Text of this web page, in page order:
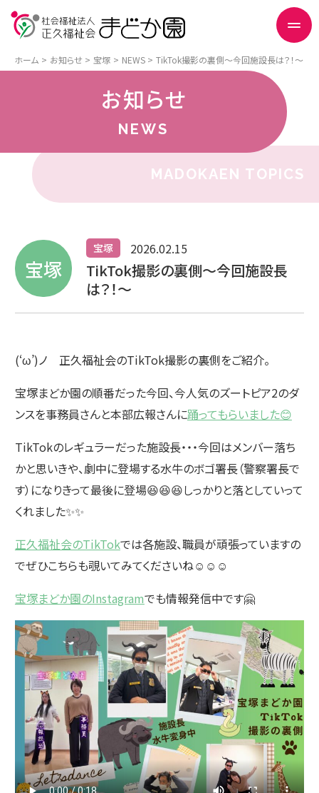
ホーム お知らせ 宝塚 NEWS TikTok撮影の裏側～今回施設長は？！～
お知らせ
NEWS
MADOKAEN TOPICS
宝塚
宝塚 2026.02.15
TikTok撮影の裏側～今回施設長
は？！～
(‘ω’)ノ 正久福祉会のTikTok撮影の裏側をご紹介。
宝塚まどか園の順番だった今回、今人気のズートピア2のダ
ンスを事務員さんと本部広報さんに踊ってもらいました😊
TikTokのレギュラーだった施設長・・・今回はメンバー落ち
かと思いきや、劇中に登場する水牛のボゴ署長（警察署長で
す）になりきって最後に登場😆😆😆しっかりと落としていって
くれました✨✨
正久福祉会のTikTokでは各施設、職員が頑張っていますの
でぜひこちらも覗いてみてくださいね☺️☺️☺️
宝塚まどか園のInstagramでも情報発信中です🤗